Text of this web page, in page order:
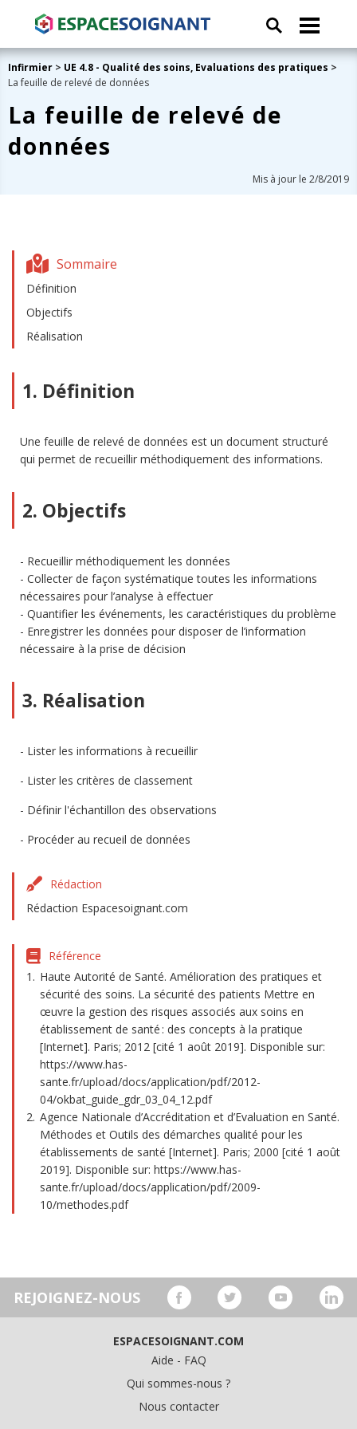
Infirmier > UE 4.8 - Qualité des soins, Evaluations des pratiques >
La feuille de relevé de données
La feuille de relevé de
données
Mis à jour le 2/8/2019
Sommaire
Définition
Objectifs
Réalisation
1. Définition
Une feuille de relevé de données est un document structuré
qui permet de recueillir méthodiquement des informations.
2. Objectifs
Recueillir méthodiquement les données
Collecter de façon systématique toutes les informations
nécessaires pour l’analyse à effectuer
Quantifier les événements, les caractéristiques du problème
Enregistrer les données pour disposer de l’information
nécessaire à la prise de décision
3. Réalisation
Lister les informations à recueillir
Lister les critères de classement
Définir l'échantillon des observations
Procéder au recueil de données
Rédaction
Rédaction Espacesoignant.com
Référence
Haute Autorité de Santé. Amélioration des pratiques et
sécurité des soins. La sécurité des patients Mettre en
œuvre la gestion des risques associés aux soins en
établissement de santé : des concepts à la pratique
[Internet]. Paris; 2012 [cité 1 août 2019]. Disponible sur:
https://www.has-
sante.fr/upload/docs/application/pdf/2012-
04/okbat_guide_gdr_03_04_12.pdf
Agence Nationale d’Accréditation et d’Evaluation en Santé.
Méthodes et Outils des démarches qualité pour les
établissements de santé [Internet]. Paris; 2000 [cité 1 août
2019]. Disponible sur: https://www.has-
sante.fr/upload/docs/application/pdf/2009-
10/methodes.pdf
REJOIGNEZ-NOUS
ESPACESOIGNANT.COM
Aide - FAQ
Qui sommes-nous ?
Nous contacter